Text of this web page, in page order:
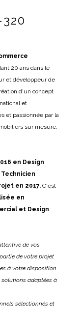
20 ans dans le
et développeur de
d'un concept
et
et passionnée par la
sur mesure,
en Design
en 2017. C'est
en
et Design
de vos
de votre projet
à votre disposition
solutions adaptées à
sélectionnés et